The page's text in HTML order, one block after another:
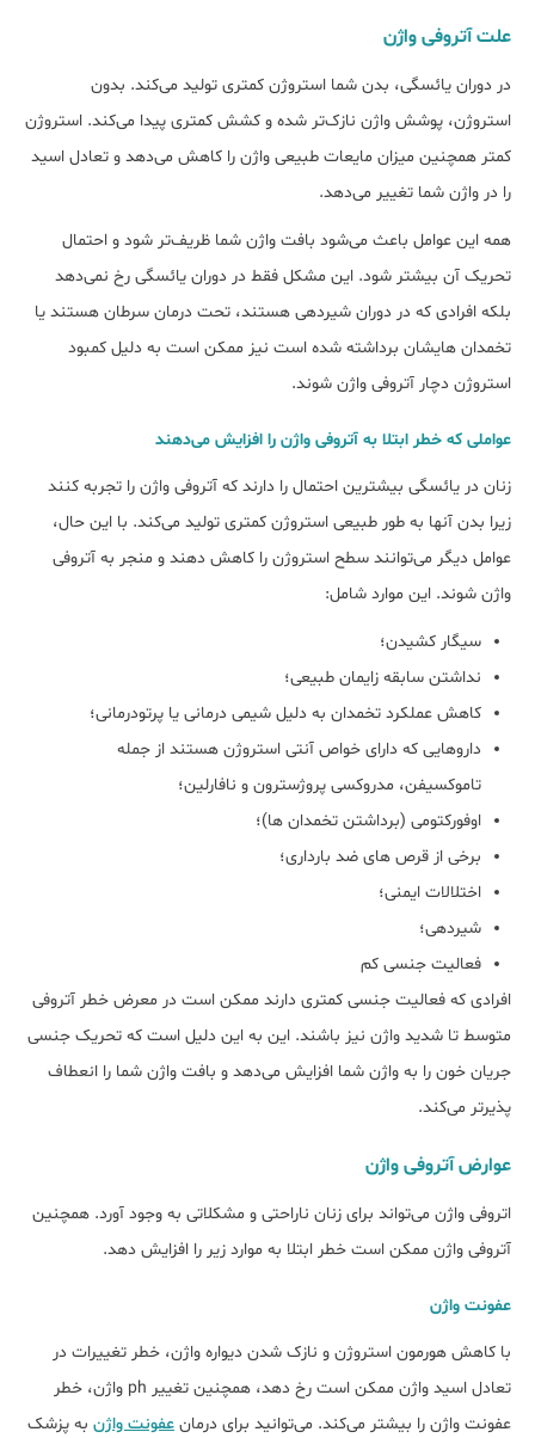
علت آتروفی واژن
در دوران یائسگی، بدن شما استروژن کمتری تولید می‌کند. بدون
استروژن، پوشش واژن نازک‌تر شده و کشش کمتری پیدا می‌کند. استروژن
کمتر همچنین میزان مایعات طبیعی واژن را کاهش می‌دهد و تعادل اسید
را در واژن شما تغییر می‌دهد.
همه این عوامل باعث می‌شود بافت واژن شما ظریف‌تر شود و احتمال
تحریک آن بیشتر شود. این مشکل فقط در دوران یائسگی رخ نمی‌دهد
بلکه افرادی که در دوران شیردهی هستند، تحت درمان سرطان هستند یا
تخمدان هایشان برداشته شده است نیز ممکن است به دلیل کمبود
استروژن دچار آتروفی واژن شوند.
عواملی که خطر ابتلا به آتروفی واژن را افزایش می‌دهند
زنان در یائسگی بیشترین احتمال را دارند که آتروفی واژن را تجربه کنند
زیرا بدن آنها به طور طبیعی استروژن کمتری تولید می‌کند. با این حال،
عوامل دیگر می‌توانند سطح استروژن را کاهش دهند و منجر به آتروفی
واژن شوند. این موارد شامل:
سیگار کشیدن؛
نداشتن سابقه زایمان طبیعی؛
کاهش عملکرد تخمدان به دلیل شیمی درمانی یا پرتودرمانی؛
داروهایی که دارای خواص آنتی استروژن هستند از جمله
تاموکسیفن، مدروکسی پروژسترون و نافارلین؛
اوفورکتومی (برداشتن تخمدان ها)؛
برخی از قرص های ضد بارداری؛
اختلالات ایمنی؛
شیردهی؛
فعالیت جنسی کم
افرادی که فعالیت جنسی کمتری دارند ممکن است در معرض خطر آتروفی
متوسط تا شدید واژن نیز باشند. این به این دلیل است که تحریک جنسی
جریان خون را به واژن شما افزایش می‌دهد و بافت واژن شما را انعطاف
پذیرتر می‌کند.
عوارض آتروفی واژن
اتروفی واژن می‌تواند برای زنان ناراحتی و مشکلاتی به وجود آورد. همچنین
آتروفی واژن ممکن است خطر ابتلا به موارد زیر را افزایش دهد.
عفونت واژن
با کاهش هورمون استروژن و نازک شدن دیواره واژن، خطر تغییرات در
تعادل اسید واژن ممکن است رخ دهد، همچنین تغییر ph واژن، خطر
عفونت واژن را بیشتر می‌کند. می‌توانید برای درمان عفونت واژن به پزشک